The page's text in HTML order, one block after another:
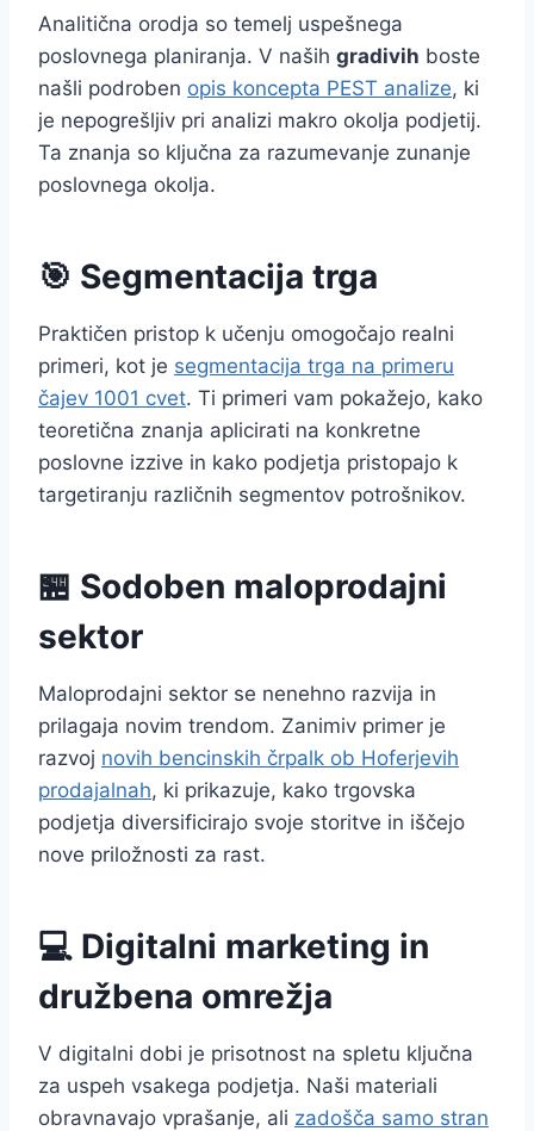
Analitična orodja so temelj uspešnega
poslovnega planiranja. V naših gradivih boste
našli podroben opis koncepta PEST analize, ki
je nepogrešljiv pri analizi makro okolja podjetij.
Ta znanja so ključna za razumevanje zunanje
poslovnega okolja.
🎯 Segmentacija trga
Praktičen pristop k učenju omogočajo realni
primeri, kot je segmentacija trga na primeru
čajev 1001 cvet. Ti primeri vam pokažejo, kako
teoretična znanja aplicirati na konkretne
poslovne izzive in kako podjetja pristopajo k
targetiranju različnih segmentov potrošnikov.
🏪 Sodoben maloprodajni
sektor
Maloprodajni sektor se nenehno razvija in
prilagaja novim trendom. Zanimiv primer je
razvoj novih bencinskih črpalk ob Hoferjevih
prodajalnah, ki prikazuje, kako trgovska
podjetja diversificirajo svoje storitve in iščejo
nove priložnosti za rast.
💻 Digitalni marketing in
družbena omrežja
V digitalni dobi je prisotnost na spletu ključna
za uspeh vsakega podjetja. Naši materiali
obravnavajo vprašanje, ali zadošča samo stran